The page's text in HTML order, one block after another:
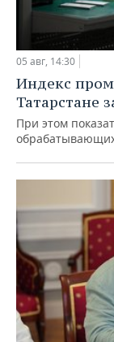
05 авг, 14:30
Индекс
Татарстане
При этом